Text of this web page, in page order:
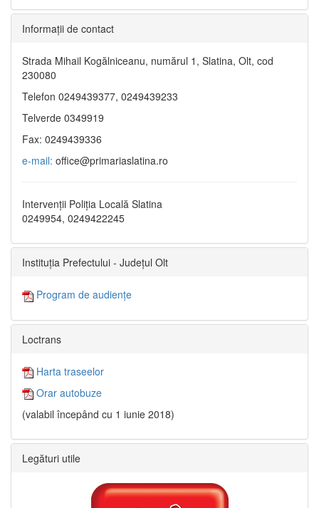
Informaţii de contact
Strada Mihail Kogălniceanu, numărul 1, Slatina, Olt, cod
230080
Telefon 0249439377, 0249439233
Telverde 0349919
Fax: 0249439336
e-mail: office@primariaslatina.ro
Intervenții Poliția Locală Slatina
0249954, 0249422245
Instituția Prefectului - Județul Olt
Program de audiențe
Loctrans
Harta traseelor
Orar autobuze
(valabil începând cu 1 iunie 2018)
Legături utile